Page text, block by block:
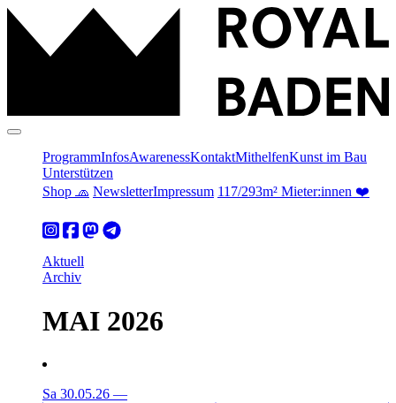
ProgrammInfosAwarenessKontaktMithelfenKunst im Bau
Unterstützen
Shop 🧢 NewsletterImpressum 117/293m² Mieter:innen ❤️
Aktuell
Archiv
MAI 2026
Sa 30.05.26 —